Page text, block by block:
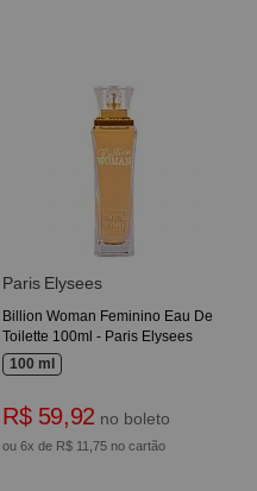
Paris Elysees
Billion Woman Feminino Eau De
Toilette 100ml - Paris Elysees
100 ml
R$ 59,92 no boleto
ou 6x de R$ 11,75 no cartão